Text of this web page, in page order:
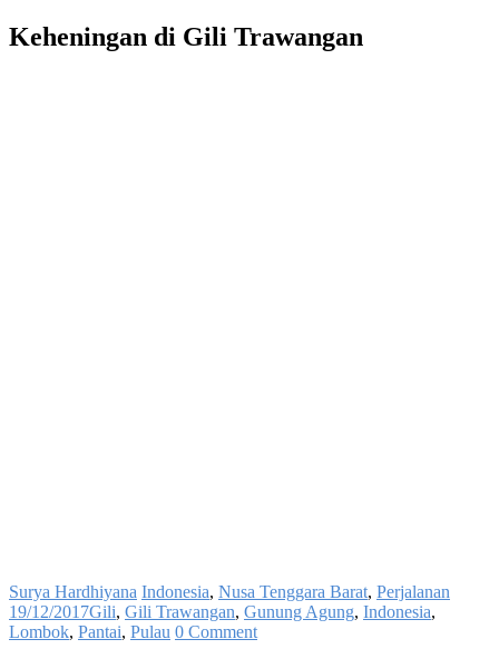
Keheningan di Gili Trawangan
Surya Hardhiyana Indonesia, Nusa Tenggara Barat, Perjalanan
19/12/2017Gili, Gili Trawangan, Gunung Agung, Indonesia,
Lombok, Pantai, Pulau 0 Comment